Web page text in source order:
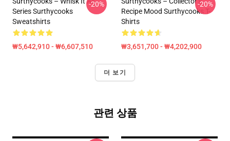
Series Surthycooks
Sweatshirts
₩5,642,910 - ₩6,607,510
-20%
Recipe Mood Surthycooks T-
Shirts
₩3,651,700 - ₩4,202,900
-20%
더 보기
관련 상품